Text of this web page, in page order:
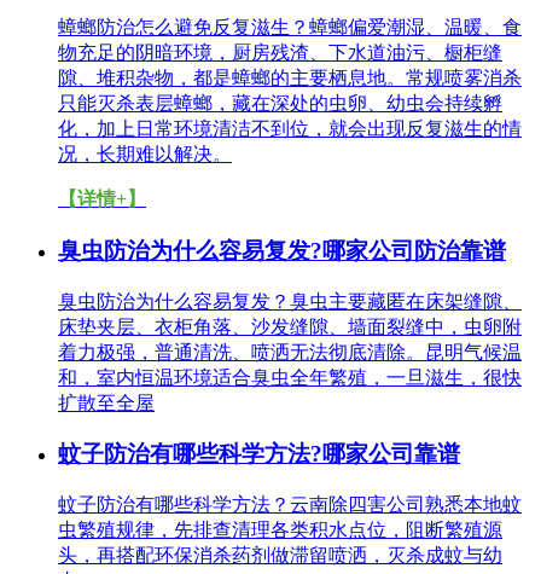
蟑螂防治怎么避免反复滋生？蟑螂偏爱潮湿、温暖、食
物充足的阴暗环境，厨房残渣、下水道油污、橱柜缝
隙、堆积杂物，都是蟑螂的主要栖息地。常规喷雾消杀
只能灭杀表层蟑螂，藏在深处的虫卵、幼虫会持续孵
化，加上日常环境清洁不到位，就会出现反复滋生的情
况，长期难以解决。
【详情+】
臭虫防治为什么容易复发?哪家公司防治靠谱
臭虫防治为什么容易复发？臭虫主要藏匿在床架缝隙、
床垫夹层、衣柜角落、沙发缝隙、墙面裂缝中，虫卵附
着力极强，普通清洗、喷洒无法彻底清除。昆明气候温
和，室内恒温环境适合臭虫全年繁殖，一旦滋生，很快
扩散至全屋
蚊子防治有哪些科学方法?哪家公司靠谱
蚊子防治有哪些科学方法？云南除四害公司熟悉本地蚊
虫繁殖规律，先排查清理各类积水点位，阻断繁殖源
头，再搭配环保消杀药剂做滞留喷洒，灭杀成蚊与幼